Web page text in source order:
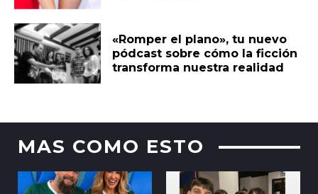
«Romper el plano», tu nuevo
pódcast sobre cómo la ficción
transforma nuestra realidad
MAS COMO ESTO